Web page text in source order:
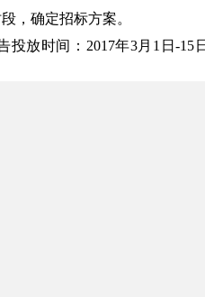
，确定招标方案。
放时间：2017年3月1日-15